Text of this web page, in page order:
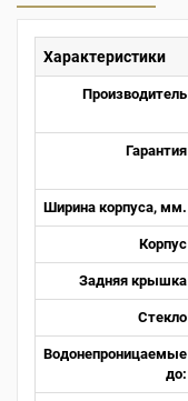
Характеристики
Производитель
Гарантия
Ширина корпуса, мм.
Корпус
Задняя крышка
Стекло
Водонепроницаемые
до: